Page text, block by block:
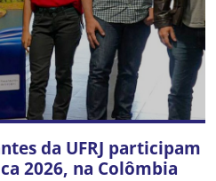
da UFRJ participam
2026, na Colômbia